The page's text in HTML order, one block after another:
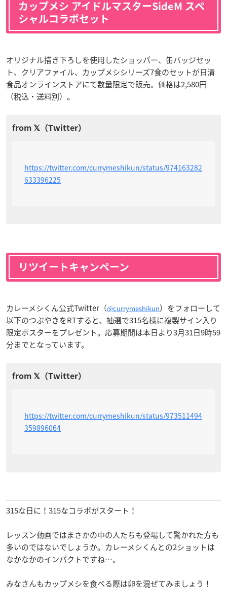
カップメシ アイドルマスターSideM スペ
シャルコラボセット
オリジナル描き下ろしを使用したショッパー、缶バッジセッ
ト、クリアファイル、カップメシシリーズ7食のセットが日清
食品オンラインストアにて数量限定で販売。価格は2,580円
（税込・送料別）。
https://twitter.com/currymeshikun/status/974163282
633396225
リツイートキャンペーン
カレーメシくん公式Twitter（@currymeshikun）をフォローして
以下のつぶやきをRTすると、抽選で315名様に複製サイン入り
限定ポスターをプレゼント。応募期間は本日より3月31日9時59
分までとなっています。
https://twitter.com/currymeshikun/status/973511494
359896064
315な日に！315なコラボがスタート！
レッスン動画ではまさかの中の人たちも登場して驚かれた方も
多いのではないでしょうか。カレーメシくんとの2ショットは
なかなかのインパクトですね…。
みなさんもカップメシを食べる際は卵を混ぜてみましょう！